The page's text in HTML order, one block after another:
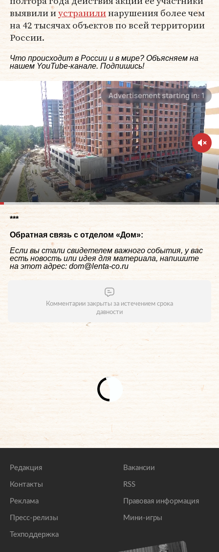
выявили иустранилинарушения более чем
на 42 тысячах объектов по всей территории
России.
Что происходит в России и в мире? Объясняем на
нашем YouTube-канале. Подпишись!
***
Обратная связь с отделом «Дом»:
Если вы стали свидетелем важного события, у вас
есть новость или идея для материала, напишите
на этот адрес: dom@lenta-co.ru
Комментарии закрыты за истечением срока
давности
Редакция
Контакты
Реклама
Пресс-релизы
Техподдержка
Вакансии
RSS
Правовая информация
Мини-игры